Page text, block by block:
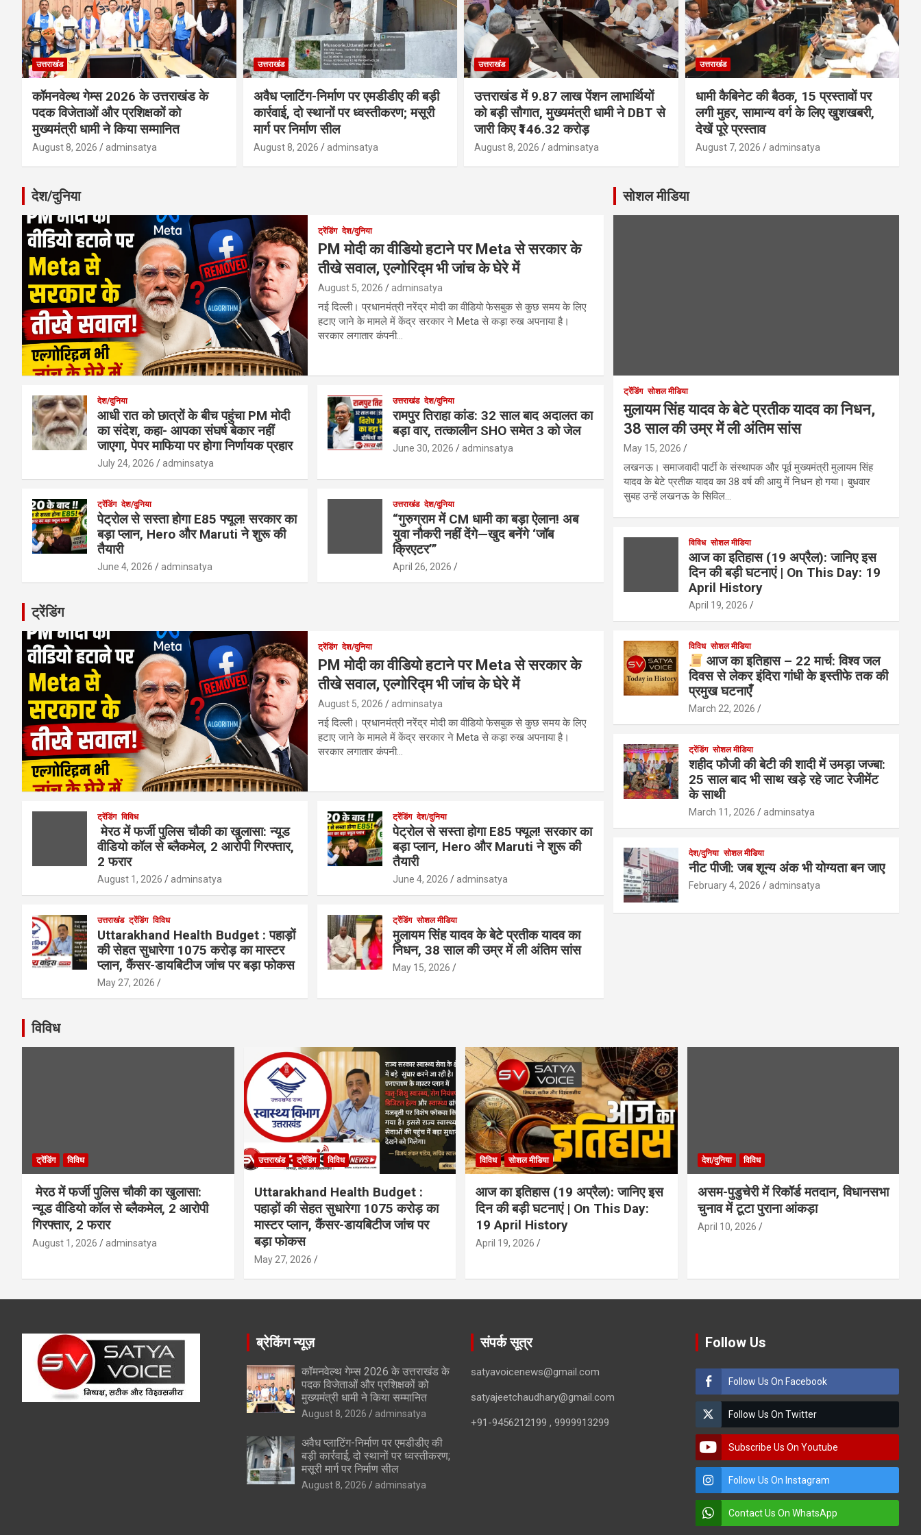
उत्तराखंड
कॉमनवेल्थ गेम्स 2026 के उत्तराखंड के
पदक विजेताओं और प्रशिक्षकों को
मुख्यमंत्री धामी ने किया सम्मानित
August 8, 2026 adminsatya
उत्तराखंड
अवैध प्लाटिंग-निर्माण पर एमडीडीए की बड़ी
कार्रवाई, दो स्थानों पर ध्वस्तीकरण; मसूरी
मार्ग पर निर्माण सील
August 8, 2026 adminsatya
उत्तराखंड
उत्तराखंड में 9.87 लाख पेंशन लाभार्थियों
को बड़ी सौगात, मुख्यमंत्री धामी ने DBT से
जारी किए ₹146.32 करोड़
August 8, 2026 adminsatya
उत्तराखंड
धामी कैबिनेट की बैठक, 15 प्रस्तावों पर
लगी मुहर, सामान्य वर्ग के लिए खुशखबरी,
देखें पूरे प्रस्ताव
August 7, 2026 adminsatya
देश/दुनिया
ट्रेंडिंग देश/दुनिया
PM मोदी का वीडियो हटाने पर Meta से सरकार के
तीखे सवाल, एल्गोरिद्म भी जांच के घेरे में
August 5, 2026 adminsatya
नई दिल्ली। प्रधानमंत्री नरेंद्र मोदी का वीडियो फेसबुक से कुछ समय के लिए
हटाए जाने के मामले में केंद्र सरकार ने Meta से कड़ा रुख अपनाया है।
सरकार लगातार कंपनी…
देश/दुनिया
आधी रात को छात्रों के बीच पहुंचा PM मोदी
का संदेश, कहा- आपका संघर्ष बेकार नहीं
जाएगा, पेपर माफिया पर होगा निर्णायक प्रहार
July 24, 2026 adminsatya
उत्तराखंड देश/दुनिया
रामपुर तिराहा कांड: 32 साल बाद अदालत का
बड़ा वार, तत्कालीन SHO समेत 3 को जेल
June 30, 2026 adminsatya
ट्रेंडिंग देश/दुनिया
पेट्रोल से सस्ता होगा E85 फ्यूल! सरकार का
बड़ा प्लान, Hero और Maruti ने शुरू की
तैयारी
June 4, 2026 adminsatya
उत्तराखंड देश/दुनिया
“गुरुग्राम में CM धामी का बड़ा ऐलान! अब
युवा नौकरी नहीं देंगे—खुद बनेंगे ‘जॉब
क्रिएटर’”
April 26, 2026
ट्रेंडिंग
ट्रेंडिंग देश/दुनिया
PM मोदी का वीडियो हटाने पर Meta से सरकार के
तीखे सवाल, एल्गोरिद्म भी जांच के घेरे में
August 5, 2026 adminsatya
नई दिल्ली। प्रधानमंत्री नरेंद्र मोदी का वीडियो फेसबुक से कुछ समय के लिए
हटाए जाने के मामले में केंद्र सरकार ने Meta से कड़ा रुख अपनाया है।
सरकार लगातार कंपनी…
ट्रेंडिंग विविध
मेरठ में फर्जी पुलिस चौकी का खुलासा: न्यूड
वीडियो कॉल से ब्लैकमेल, 2 आरोपी गिरफ्तार,
2 फरार
August 1, 2026 adminsatya
ट्रेंडिंग देश/दुनिया
पेट्रोल से सस्ता होगा E85 फ्यूल! सरकार का
बड़ा प्लान, Hero और Maruti ने शुरू की
तैयारी
June 4, 2026 adminsatya
उत्तराखंड ट्रेंडिंग विविध
Uttarakhand Health Budget : पहाड़ों
की सेहत सुधारेगा 1075 करोड़ का मास्टर
प्लान, कैंसर-डायबिटीज जांच पर बड़ा फोकस
May 27, 2026
ट्रेंडिंग सोशल मीडिया
मुलायम सिंह यादव के बेटे प्रतीक यादव का
निधन, 38 साल की उम्र में ली अंतिम सांस
May 15, 2026
सोशल मीडिया
ट्रेंडिंग सोशल मीडिया
मुलायम सिंह यादव के बेटे प्रतीक यादव का निधन,
38 साल की उम्र में ली अंतिम सांस
May 15, 2026
लखनऊ। समाजवादी पार्टी के संस्थापक और पूर्व मुख्यमंत्री मुलायम सिंह
यादव के बेटे प्रतीक यादव का 38 वर्ष की आयु में निधन हो गया। बुधवार
सुबह उन्हें लखनऊ के सिविल…
विविध सोशल मीडिया
आज का इतिहास (19 अप्रैल): जानिए इस
दिन की बड़ी घटनाएं | On This Day: 19
April History
April 19, 2026
विविध सोशल मीडिया
आज का इतिहास – 22 मार्च: विश्व जल
दिवस से लेकर इंदिरा गांधी के इस्तीफे तक की
प्रमुख घटनाएँ
March 22, 2026
ट्रेंडिंग सोशल मीडिया
शहीद फौजी की बेटी की शादी में उमड़ा जज्बा:
25 साल बाद भी साथ खड़े रहे जाट रेजीमेंट
के साथी
March 11, 2026 adminsatya
देश/दुनिया सोशल मीडिया
नीट पीजी: जब शून्य अंक भी योग्यता बन जाए
February 4, 2026 adminsatya
विविध
ट्रेंडिंग विविध
मेरठ में फर्जी पुलिस चौकी का खुलासा:
न्यूड वीडियो कॉल से ब्लैकमेल, 2 आरोपी
गिरफ्तार, 2 फरार
August 1, 2026 adminsatya
उत्तराखंड ट्रेंडिंग विविध
Uttarakhand Health Budget :
पहाड़ों की सेहत सुधारेगा 1075 करोड़ का
मास्टर प्लान, कैंसर-डायबिटीज जांच पर
बड़ा फोकस
May 27, 2026
विविध सोशल मीडिया
आज का इतिहास (19 अप्रैल): जानिए इस
दिन की बड़ी घटनाएं | On This Day:
19 April History
April 19, 2026
देश/दुनिया विविध
असम-पुडुचेरी में रिकॉर्ड मतदान, विधानसभा
चुनाव में टूटा पुराना आंकड़ा
April 10, 2026
ब्रेकिंग न्यूज़
कॉमनवेल्थ गेम्स 2026 के उत्तराखंड के
पदक विजेताओं और प्रशिक्षकों को
मुख्यमंत्री धामी ने किया सम्मानित
August 8, 2026 adminsatya
अवैध प्लाटिंग-निर्माण पर एमडीडीए की
बड़ी कार्रवाई, दो स्थानों पर ध्वस्तीकरण;
मसूरी मार्ग पर निर्माण सील
August 8, 2026 adminsatya
संपर्क सूत्र
satyavoicenews@gmail.com
satyajeetchaudhary@gmail.com
+91-9456212199 , 9999913299
Follow Us
Follow Us On Facebook
Follow Us On Twitter
Subscribe Us On Youtube
Follow Us On Instagram
Contact Us On WhatsApp